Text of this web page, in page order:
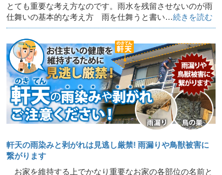
とても重要な考え方なのです。雨水を残留させないのが雨
仕舞いの基本的な考え方 雨を仕舞うと書い…続きを読む
軒天の雨染みと剥がれは見逃し厳禁! 雨漏りや鳥獣被害に
繋がります
お家を維持する上でかなり重要なお家の各部位の名前と